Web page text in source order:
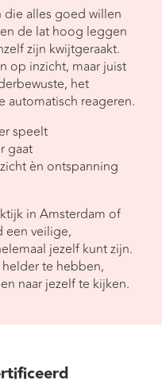
die alles goed willen
de lat hoog leggen
zijn kwijtgeraakt.
op inzicht, maar juist
het
automatisch reageren.
speelt
gaat
èn ontspanning
in Amsterdam of
een veilige,
jezelf kunt zijn.
te hebben,
naar jezelf te kijken.